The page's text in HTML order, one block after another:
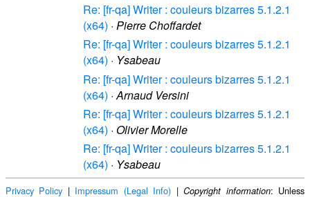
Re: [fr-qa] Writer : couleurs bizarres 5.1.2.1
(x64) · Pierre Choffardet
Re: [fr-qa] Writer : couleurs bizarres 5.1.2.1
(x64) · Ysabeau
Re: [fr-qa] Writer : couleurs bizarres 5.1.2.1
(x64) ·Arnaud Versini
Re: [fr-qa] Writer : couleurs bizarres 5.1.2.1
(x64) · Olivier Morelle
Re: [fr-qa] Writer : couleurs bizarres 5.1.2.1
(x64) · Ysabeau
Privacy Policy | Impressum (Legal Info) |Copyright information: Unless